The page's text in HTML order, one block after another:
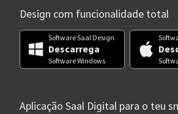
Design com funcionalidade total
Software Saal Design
Descarrega
Software Windows
Aplicação Saal Digital para o teu